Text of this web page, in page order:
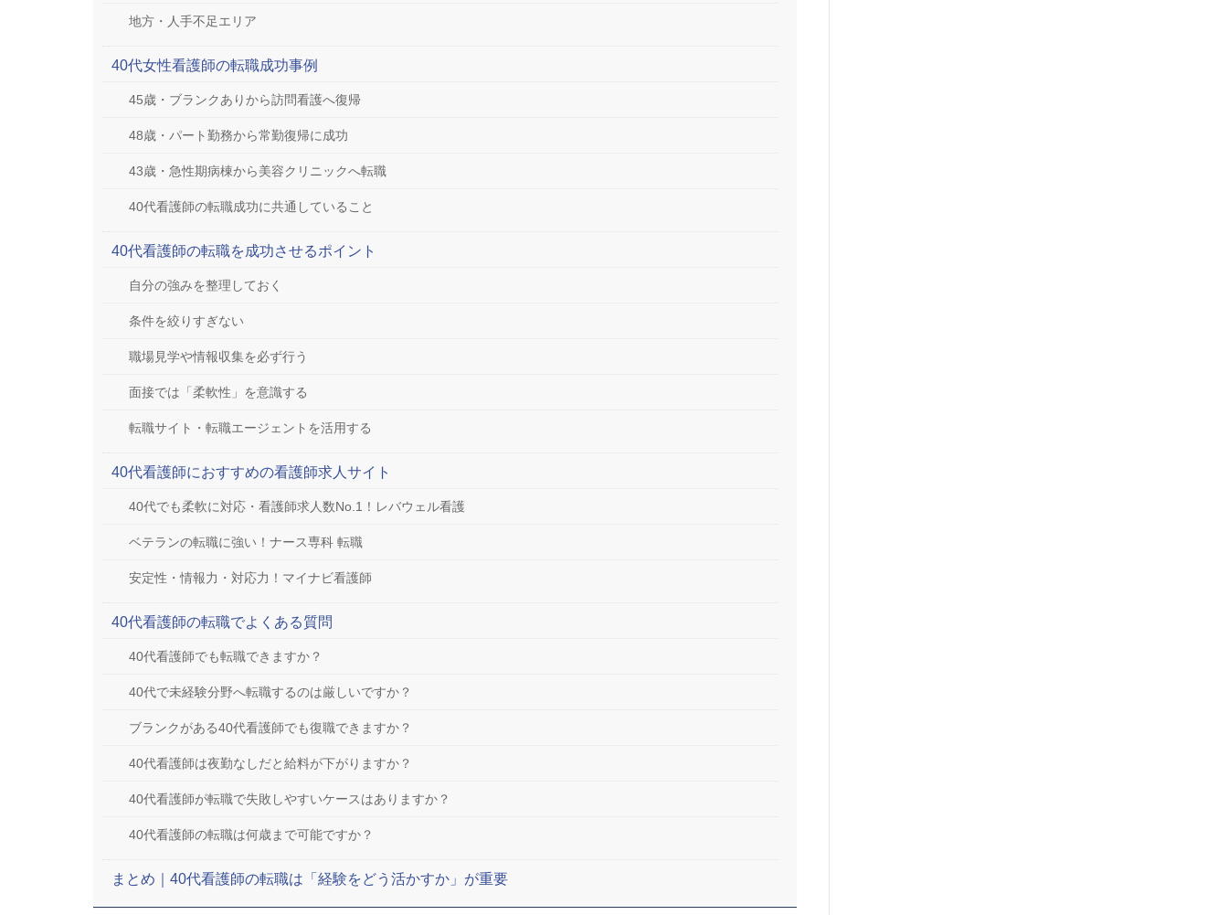
地方・人手不足エリア
40代女性看護師の転職成功事例
45歳・ブランクありから訪問看護へ復帰
48歳・パート勤務から常勤復帰に成功
43歳・急性期病棟から美容クリニックへ転職
40代看護師の転職成功に共通していること
40代看護師の転職を成功させるポイント
自分の強みを整理しておく
条件を絞りすぎない
職場見学や情報収集を必ず行う
面接では「柔軟性」を意識する
転職サイト・転職エージェントを活用する
40代看護師におすすめの看護師求人サイト
40代でも柔軟に対応・看護師求人数No.1！レバウェル看護
ベテランの転職に強い！ナース専科 転職
安定性・情報力・対応力！マイナビ看護師
40代看護師の転職でよくある質問
40代看護師でも転職できますか？
40代で未経験分野へ転職するのは厳しいですか？
ブランクがある40代看護師でも復職できますか？
40代看護師は夜勤なしだと給料が下がりますか？
40代看護師が転職で失敗しやすいケースはありますか？
40代看護師の転職は何歳まで可能ですか？
まとめ｜40代看護師の転職は「経験をどう活かすか」が重要